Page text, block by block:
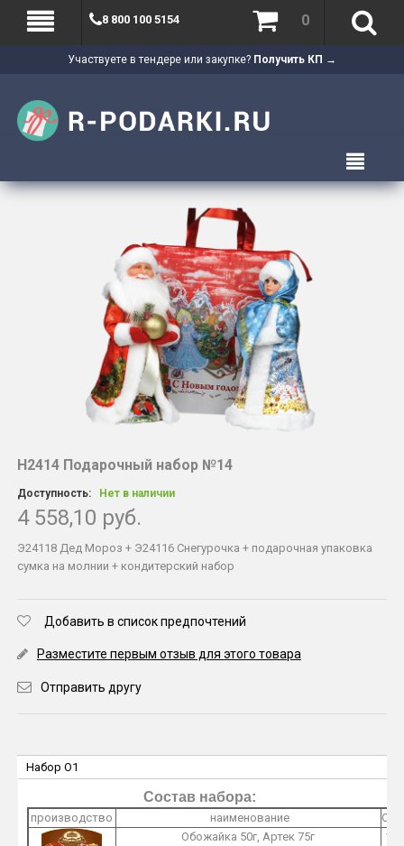
Участвуете в тендере или закупке? Получить КП →
8 800 100 5154 0
Н2414 Подарочный набор №14
Доступность: Нет в наличии
4 558,10 руб.
Э24118 Дед Мороз + Э24116 Снегурочка + подарочная упаковка
сумка на молнии + кондитерский набор
Добавить в список предпочтений
Разместите первым отзыв для этого товара
Отправить другу
Набор O1
Состав набора:
производство наименование
O1
Обожайка 50г, Артек 75г
1